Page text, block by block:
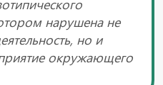
нарушена не
но и
окружающего